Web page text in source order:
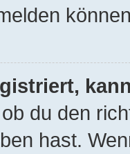
du den
hast.